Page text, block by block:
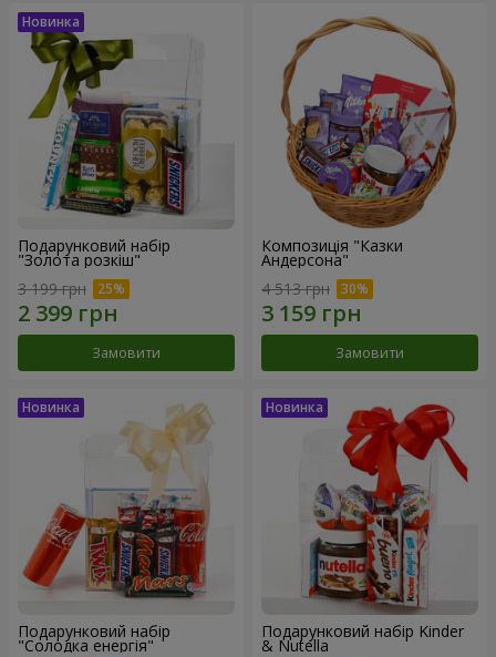
Подарунковий набір
"Золота розкіш"
3 199 грн
Замовити
Композиція "Казки
Андерсона"
4 513 грн
Замовити
Подарунковий набір
"Солодка енергія"
Подарунковий набір Kinder
& Nutella